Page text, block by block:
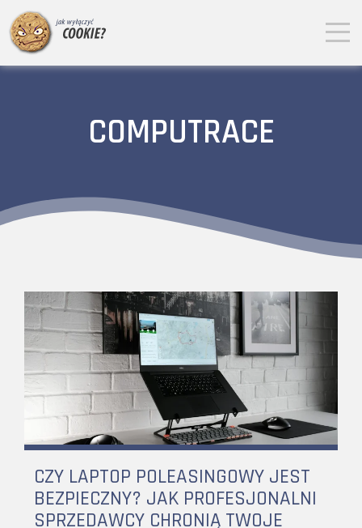
COMPUTRACE
CZY LAPTOP POLEASINGOWY JEST
BEZPIECZNY? JAK PROFESJONALNI
SPRZEDAWCY CHRONIĄ TWOJE